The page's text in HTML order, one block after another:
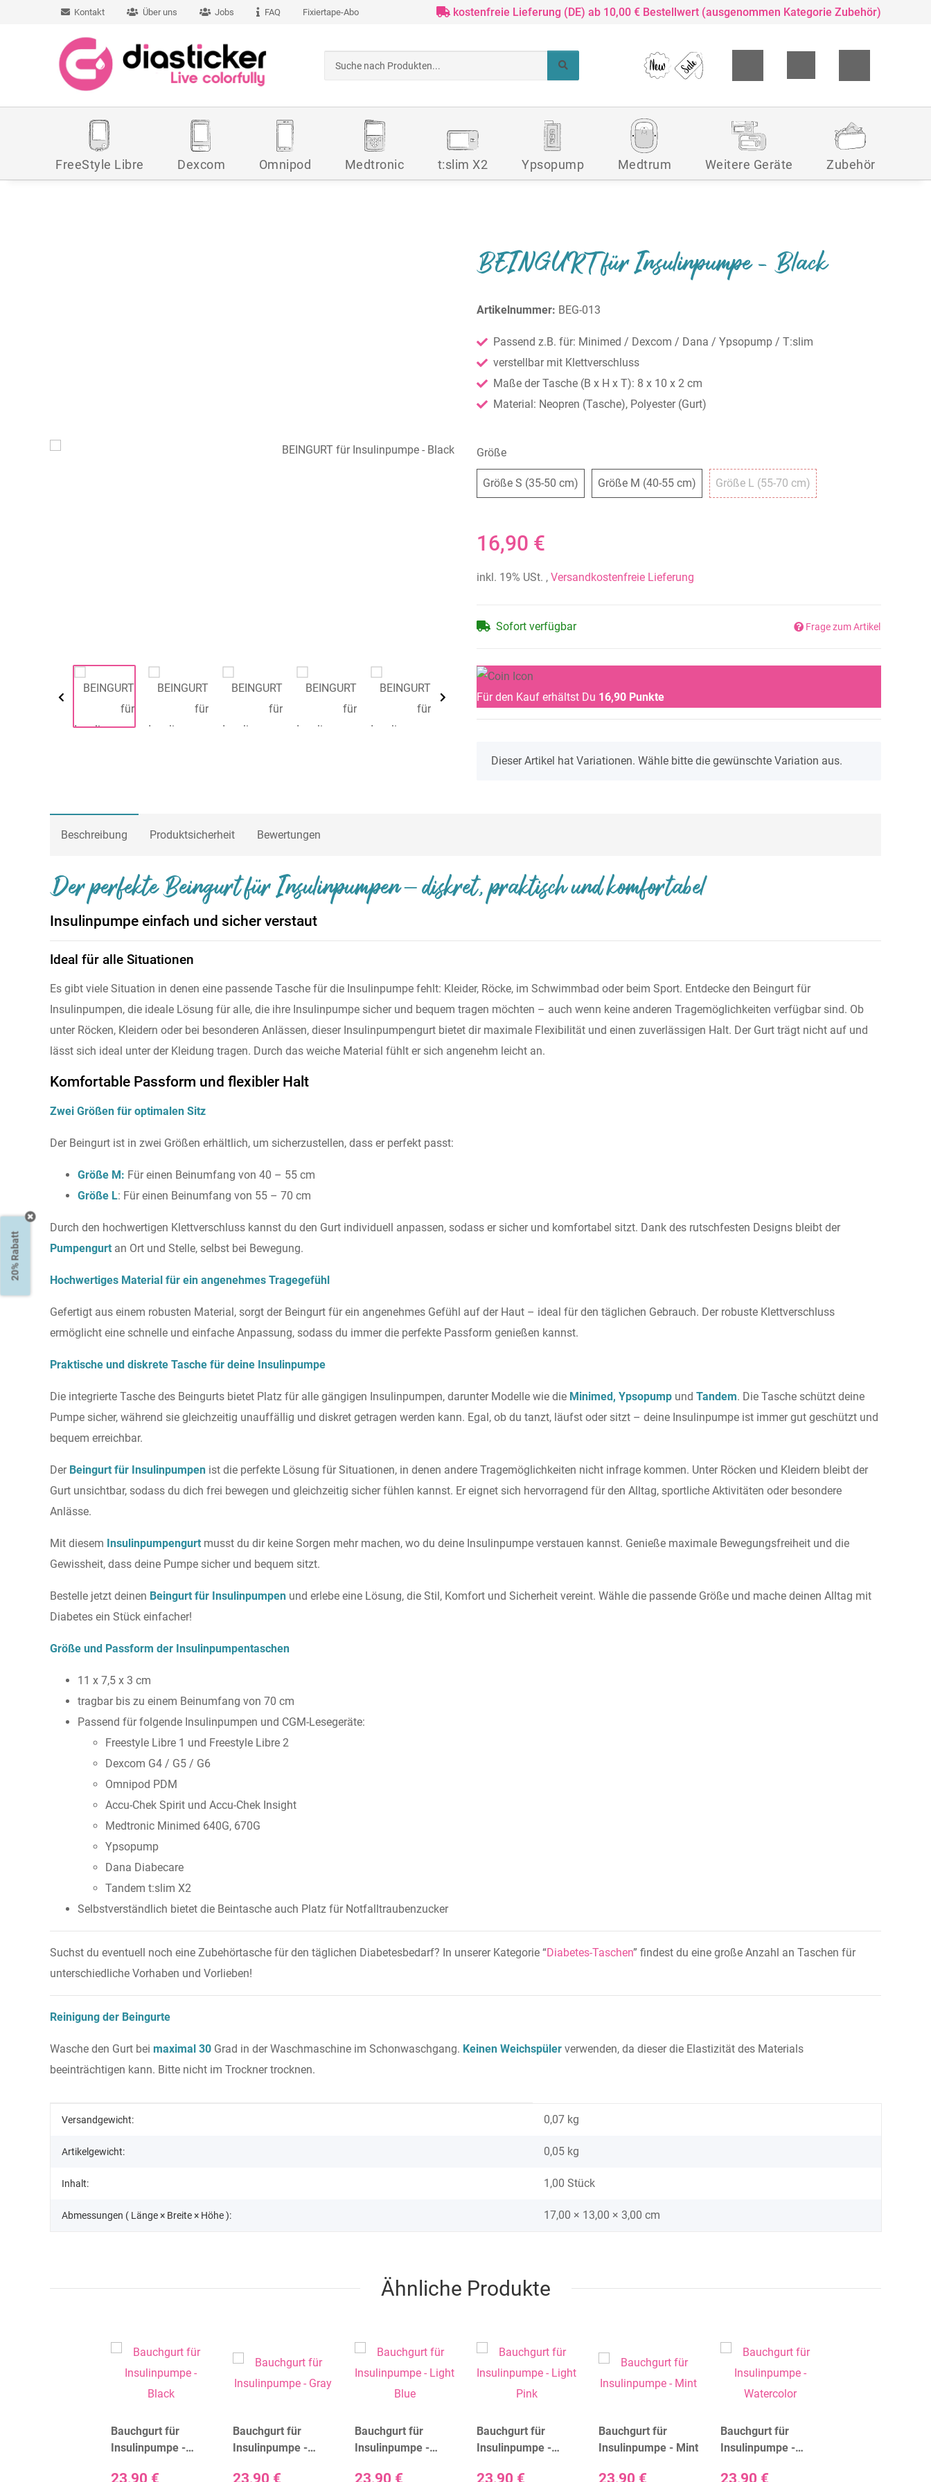
Kontakt Über uns Jobs FAQ Fixiertape-Abo kostenfreie Lieferung (DE) ab 10,00 € Bestellwert (ausgenommen Kategorie Zubehör)
FreeStyle Libre Dexcom Omnipod Medtronic t:slim X2 Ypsopump Medtrum Weitere Geräte Zubehör
BEINGURT für Insulinpumpe - Black
Artikelnummer: BEG-013
Passend z.B. für: Minimed / Dexcom / Dana / Ypsopump / T:slim
verstellbar mit Klettverschluss
Maße der Tasche (B x H x T): 8 x 10 x 2 cm
Material: Neopren (Tasche), Polyester (Gurt)
Größe
Größe S (35-50 cm) Größe S (35-50 cm)
Größe M (40-55 cm) Größe M (40-55 cm)
Größe L (55-70 cm) Größe L (55-70 cm)
16,90 €
inkl. 19% USt. , Versandkostenfreie Lieferung
Sofort verfügbar Frage zum Artikel
Für den Kauf erhältst Du 16,90 Punkte
x
Dieser Artikel hat Variationen. Wähle bitte die gewünschte Variation aus.
Beschreibung Produktsicherheit Bewertungen
Der perfekte Beingurt für Insulinpumpen – diskret, praktisch und komfortabel
Insulinpumpe einfach und sicher verstaut
Ideal für alle Situationen
Es gibt viele Situation in denen eine passende Tasche für die Insulinpumpe fehlt: Kleider, Röcke, im Schwimmbad oder beim Sport. Entdecke den Beingurt für
Insulinpumpen, die ideale Lösung für alle, die ihre Insulinpumpe sicher und bequem tragen möchten – auch wenn keine anderen Tragemöglichkeiten verfügbar sind. Ob
unter Röcken, Kleidern oder bei besonderen Anlässen, dieser Insulinpumpengurt bietet dir maximale Flexibilität und einen zuverlässigen Halt. Der Gurt trägt nicht auf und
lässt sich ideal unter der Kleidung tragen. Durch das weiche Material fühlt er sich angenehm leicht an.
Komfortable Passform und flexibler Halt
Zwei Größen für optimalen Sitz
Der Beingurt ist in zwei Größen erhältlich, um sicherzustellen, dass er perfekt passt:
Größe M: Für einen Beinumfang von 40 – 55 cm
Größe L: Für einen Beinumfang von 55 – 70 cm
Durch den hochwertigen Klettverschluss kannst du den Gurt individuell anpassen, sodass er sicher und komfortabel sitzt. Dank des rutschfesten Designs bleibt der
Pumpengurt an Ort und Stelle, selbst bei Bewegung.
Hochwertiges Material für ein angenehmes Tragegefühl
Gefertigt aus einem robusten Material, sorgt der Beingurt für ein angenehmes Gefühl auf der Haut – ideal für den täglichen Gebrauch. Der robuste Klettverschluss
ermöglicht eine schnelle und einfache Anpassung, sodass du immer die perfekte Passform genießen kannst.
Praktische und diskrete Tasche für deine Insulinpumpe
Die integrierte Tasche des Beingurts bietet Platz für alle gängigen Insulinpumpen, darunter Modelle wie die Minimed, Ypsopump und Tandem. Die Tasche schützt deine
Pumpe sicher, während sie gleichzeitig unauffällig und diskret getragen werden kann. Egal, ob du tanzt, läufst oder sitzt – deine Insulinpumpe ist immer gut geschützt und
bequem erreichbar.
Der Beingurt für Insulinpumpen ist die perfekte Lösung für Situationen, in denen andere Tragemöglichkeiten nicht infrage kommen. Unter Röcken und Kleidern bleibt der
Gurt unsichtbar, sodass du dich frei bewegen und gleichzeitig sicher fühlen kannst. Er eignet sich hervorragend für den Alltag, sportliche Aktivitäten oder besondere
Anlässe.
Mit diesem Insulinpumpengurt musst du dir keine Sorgen mehr machen, wo du deine Insulinpumpe verstauen kannst. Genieße maximale Bewegungsfreiheit und die
Gewissheit, dass deine Pumpe sicher und bequem sitzt.
Bestelle jetzt deinen Beingurt für Insulinpumpen und erlebe eine Lösung, die Stil, Komfort und Sicherheit vereint. Wähle die passende Größe und mache deinen Alltag mit
Diabetes ein Stück einfacher!
Größe und Passform der Insulinpumpentaschen
11 x 7,5 x 3 cm
tragbar bis zu einem Beinumfang von 70 cm
Passend für folgende Insulinpumpen und CGM-Lesegeräte:
Freestyle Libre 1 und Freestyle Libre 2
Dexcom G4 / G5 / G6
Omnipod PDM
Accu-Chek Spirit und Accu-Chek Insight
Medtronic Minimed 640G, 670G
Ypsopump
Dana Diabecare
Tandem t:slim X2
Selbstverständlich bietet die Beintasche auch Platz für Notfalltraubenzucker
Suchst du eventuell noch eine Zubehörtasche für den täglichen Diabetesbedarf? In unserer Kategorie “Diabetes-Taschen” findest du eine große Anzahl an Taschen für
unterschiedliche Vorhaben und Vorlieben!
Reinigung der Beingurte
Wasche den Gurt bei maximal 30 Grad in der Waschmaschine im Schonwaschgang. Keinen Weichspüler verwenden, da dieser die Elastizität des Materials
beeinträchtigen kann. Bitte nicht im Trockner trocknen.
Produkteigenschaft
Wert
Versandgewicht: 0,07 kg
Artikelgewicht: 0,05 kg
Inhalt: 1,00 Stück
Abmessungen ( Länge × Breite × Höhe ): 17,00 × 13,00 × 3,00 cm
Ähnliche Produkte
Bauchgurt für
Insulinpumpe -
23,90 €
Bauchgurt für
Insulinpumpe -
23,90 €
Bauchgurt für
Insulinpumpe -
23,90 €
Bauchgurt für
Insulinpumpe -
23,90 €
Bauchgurt für
Insulinpumpe - Mint
23,90 €
Bauchgurt für
Insulinpumpe -
23,90 €
20% Rabatt